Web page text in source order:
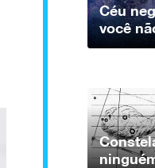
Céu
você